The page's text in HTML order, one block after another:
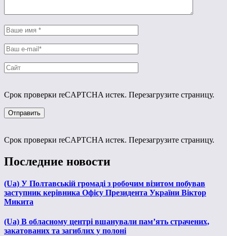
Срок проверки reCAPTCHA истек. Перезагрузите страницу.
Срок проверки reCAPTCHA истек. Перезагрузите страницу.
Последние новости
(Ua) У Полтавській громаді з робочим візитом побував
заступник керівника Офісу Президента України Віктор
Микита
(Ua) В обласному центрі вшанували пам’ять страчених,
закатованих та загиблих у полоні